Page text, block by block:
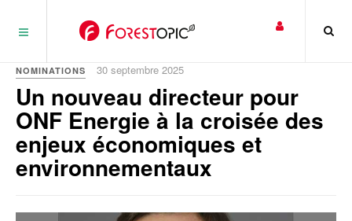
NOMINATIONS 30 septembre 2025
Un nouveau directeur pour
ONF Energie à la croisée des
enjeux économiques et
environnementaux